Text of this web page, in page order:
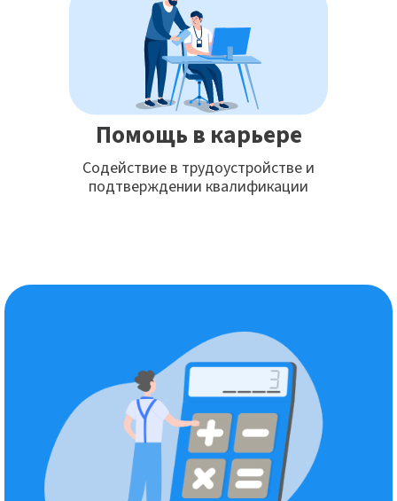
Помощь в карьере
Содействие в трудоустройстве и
подтверждении квалификации